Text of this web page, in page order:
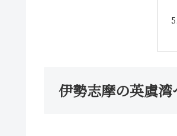
伊勢志摩の英虞